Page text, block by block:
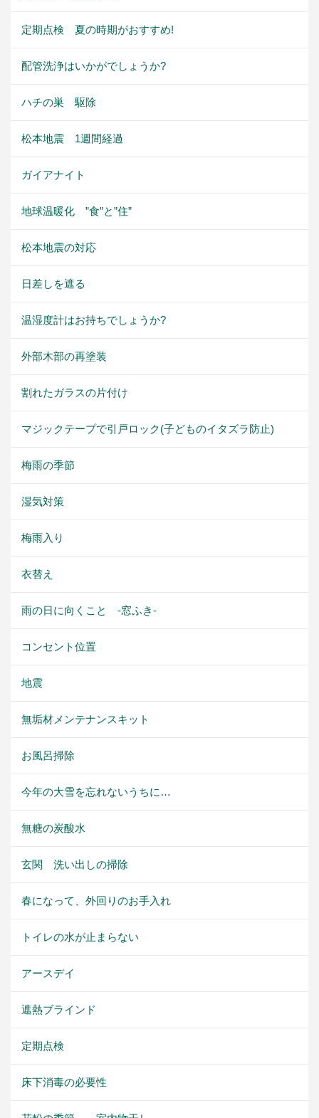
定期点検 夏の時期がおすすめ!
配管洗浄はいかがでしょうか?
ハチの巣 駆除
松本地震 1週間経過
ガイアナイト
地球温暖化 ”食”と”住”
松本地震の対応
日差しを遮る
温湿度計はお持ちでしょうか?
外部木部の再塗装
割れたガラスの片付け
マジックテープで引戸ロック(子どものイタズラ防止)
梅雨の季節
湿気対策
梅雨入り
衣替え
雨の日に向くこと -窓ふき-
コンセント位置
地震
無垢材メンテナンスキット
お風呂掃除
今年の大雪を忘れないうちに…
無糖の炭酸水
玄関 洗い出しの掃除
春になって、外回りのお手入れ
トイレの水が止まらない
アースデイ
遮熱ブラインド
定期点検
床下消毒の必要性